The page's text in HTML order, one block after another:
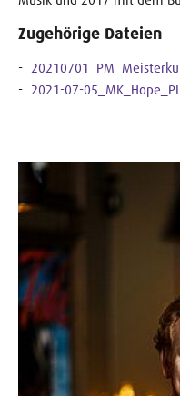
Zugehörige Dateien
2021-07-